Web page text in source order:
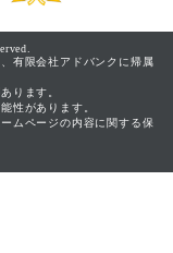
有限会社アドバンクに帰属
ります。
性があります。
ムページの内容に関する保